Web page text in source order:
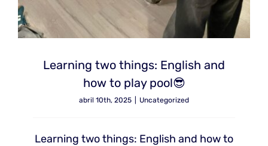
Learning two things: English and
how to play pool😎
abril 10th, 2025 Uncategorized
Learning two things: English and how to